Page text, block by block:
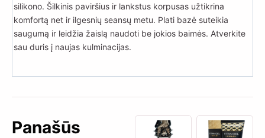
silikono. Šilkinis paviršius ir lankstus korpusas užtikrina
komfortą net ir ilgesnių seansų metu. Plati bazė suteikia
saugumą ir leidžia žaislą naudoti be jokios baimės. Atverkite
sau duris į naujas kulminacijas.
Panašūs